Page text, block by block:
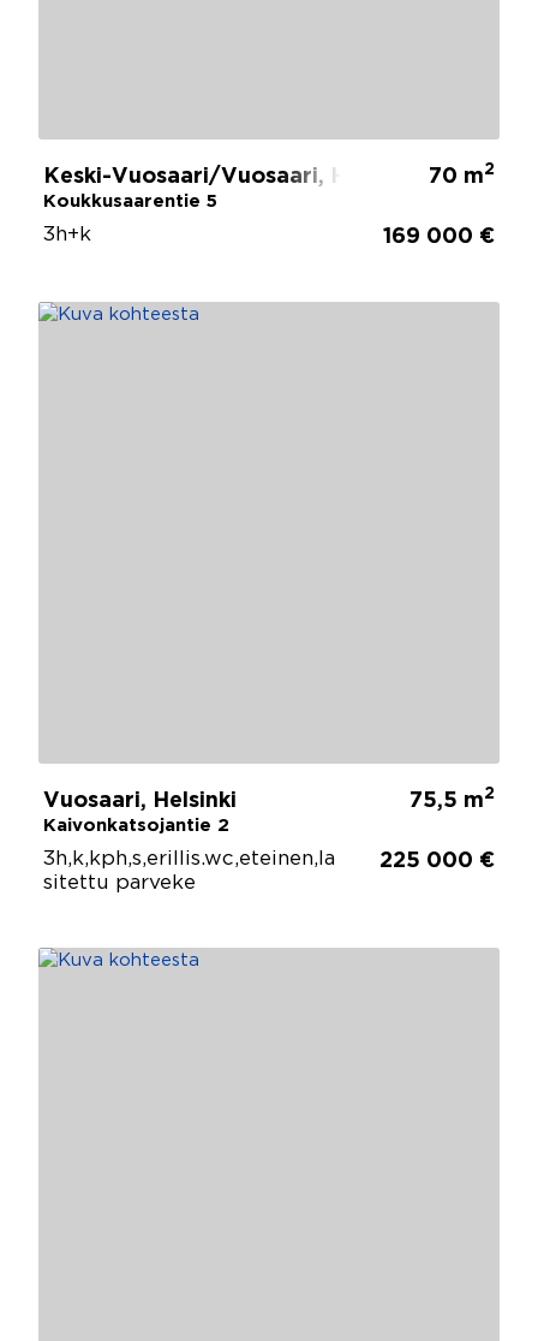
Keski-Vuosaari/Vuosaari, Helsinki
Koukkusaarentie 5
70 m2
3h+k 169 000 €
Vuosaari, Helsinki
Kaivonkatsojantie 2
75,5 m2
3h,k,kph,s,erillis.wc,eteinen,la
sitettu parveke
225 000 €